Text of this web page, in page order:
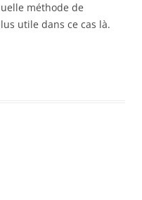
méthode de
utile dans ce cas là.